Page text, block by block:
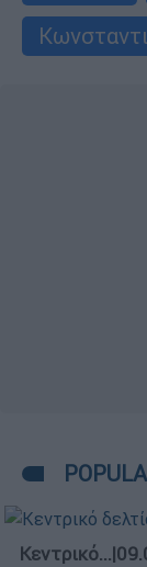
Κεντρικό...|